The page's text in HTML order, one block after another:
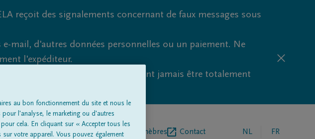
reçoit des signalements concernant de faux messages sous
mail, d'autres données personnelles ou un paiement. Ne
l'expéditeur.
et de fraude ne peuvent jamais être totalement
de nousEntrepreneur de pompes funèbres Contact NL FR
au bon fonctionnement du site et nous le
l'analyse, le marketing ou d'autres
cela. En cliquant sur « Accepter tous les
votre appareil. Vous pouvez également